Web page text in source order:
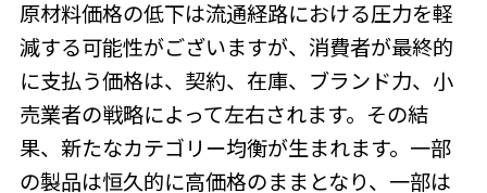
原材料価格の低下は流通経路における圧力を軽
減する可能性がございますが、消費者が最終的
に支払う価格は、契約、在庫、ブランド力、小
売業者の戦略によって左右されます。その結
果、新たなカテゴリー均衡が生まれます。一部
の製品は恒久的に高価格のままとなり、一部は